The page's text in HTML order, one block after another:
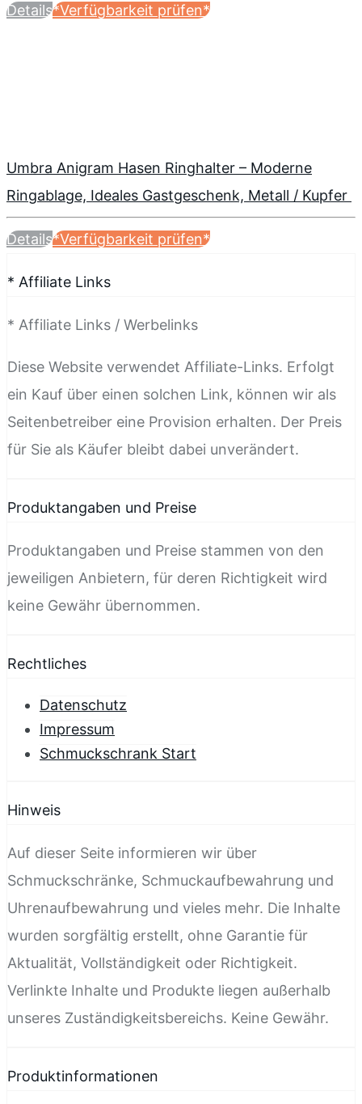
Details*Verfügbarkeit prüfen*
Umbra Anigram Hasen Ringhalter – Moderne
Ringablage, Ideales Gastgeschenk, Metall / Kupfer
Details*Verfügbarkeit prüfen*
* Affiliate Links
* Affiliate Links / Werbelinks
Diese Website verwendet Affiliate-Links. Erfolgt
ein Kauf über einen solchen Link, können wir als
Seitenbetreiber eine Provision erhalten. Der Preis
für Sie als Käufer bleibt dabei unverändert.
Produktangaben und Preise
Produktangaben und Preise stammen von den
jeweiligen Anbietern, für deren Richtigkeit wird
keine Gewähr übernommen.
Rechtliches
Datenschutz
Impressum
Schmuckschrank Start
Hinweis
Auf dieser Seite informieren wir über
Schmuckschränke, Schmuckaufbewahrung und
Uhrenaufbewahrung und vieles mehr. Die Inhalte
wurden sorgfältig erstellt, ohne Garantie für
Aktualität, Vollständigkeit oder Richtigkeit.
Verlinkte Inhalte und Produkte liegen außerhalb
unseres Zuständigkeitsbereichs. Keine Gewähr.
Produktinformationen